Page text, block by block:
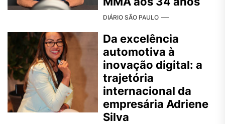
DIÁRIO SÃO PAULO
Da excelência
automotiva à
inovação digital: a
trajetória
internacional da
empresária Adriene
Silva